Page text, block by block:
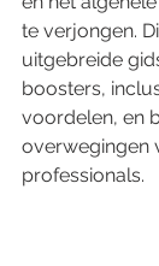
te verjongen.
uitgebreide
boosters,
voordelen, en
overwegingen
professionals.